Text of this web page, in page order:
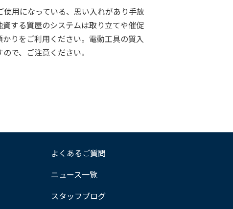
用になっている、思い入れがあり手放
する質屋のシステムは取り立てや催促
りをご利用ください。電動工具の質入
で、ご注意ください。
よくあるご質問
ニュース一覧
スタッフブログ